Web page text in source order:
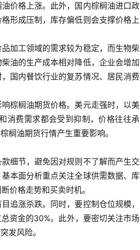
价格上涨。此外，国内棕榈油进口政
形成压制，库存偏低则会支撑价格上
加工领域的需求较为稳定，而生物柴
油的生产成本相对降低，企业会增加
国内餐饮行业的复苏情况、居民消费
棕榈油期货价格。美元走强时，以美
消费需求都会受到抑制，价格往往承
榈油期货行情产生重要影响。
细节，避免因对规则不了解而产生交
本面分析重点关注全球供需数据、库
价格走势和买卖时机。
追涨杀跌。同时，要控制仓位规模，
资金的30%。此外，要密切关注市场
发风险。